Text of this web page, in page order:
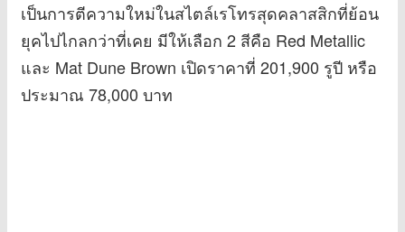
เป็นการตีความใหม่ในสไตล์เรโทรสุดคลาสสิกที่ย้อน
ยุคไปไกลกว่าที่เคย มีให้เลือก 2 สีคือ Red Metallic
และ Mat Dune Brown เปิดราคาที่ 201,900 รูปี หรือ
ประมาณ 78,000 บาท